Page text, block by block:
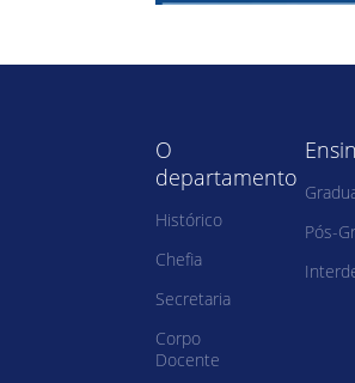
O
departamento
Histórico
Chefia
Secretaria
Corpo
Docente
Pós-